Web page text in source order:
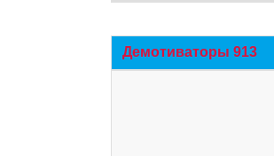
Демотиваторы 913